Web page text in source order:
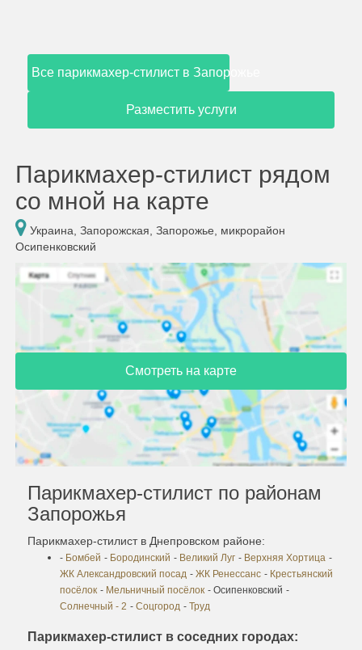
Все парикмахер-стилист в Запорожье
Разместить услуги
Парикмахер-стилист рядом
со мной на карте
Украина, Запорожская, Запорожье, микрорайон
Осипенковский
Смотреть на карте
Парикмахер-стилист по районам
Запорожья
Парикмахер-стилист в Днепровском районе:
- Бомбей - Бородинский - Великий Луг - Верхняя Хортица -
ЖК Александровский посад - ЖК Ренессанс - Крестьянский
посёлок - Мельничный посёлок - Осипенковский -
Солнечный - 2 - Соцгород - Труд
Парикмахер-стилист в соседних городах: